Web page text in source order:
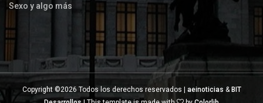
Sexo y algo más
Copyright ©2026 Todos los derechos reservados | aeinoticias & BIT